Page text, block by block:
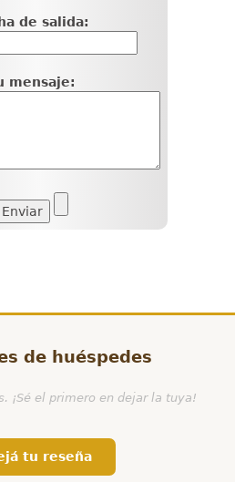
de salida:
mensaje:
de huéspedes
¡Sé el primero en dejar la tuya!
tu reseña